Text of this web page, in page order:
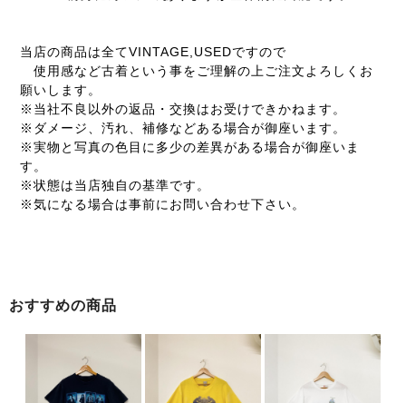
当店の商品は全てVINTAGE,USEDですので
使用感など古着という事をご理解の上ご注文よろしくお
願いします。
※当社不良以外の返品・交換はお受けできかねます。
※ダメージ、汚れ、補修などある場合が御座います。
※実物と写真の色目に多少の差異がある場合が御座いま
す。
※状態は当店独自の基準です。
※気になる場合は事前にお問い合わせ下さい。
おすすめの商品